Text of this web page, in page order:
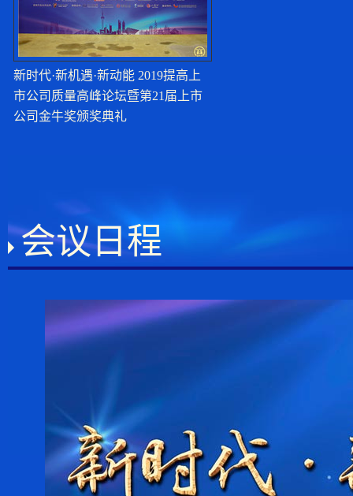
新时代·新机遇·新动能 2019提高上
市公司质量高峰论坛暨第21届上市
公司金牛奖颁奖典礼
会议日程